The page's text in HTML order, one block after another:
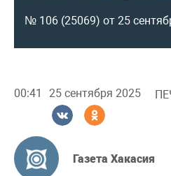
№ 106 (25069) от 25
00:41 25 сентября 2025
Газета Хакасия